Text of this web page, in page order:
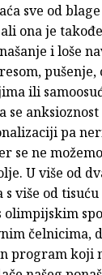
sve od
ona je
i loše
pušenje,
ili
se
pa
se ne
U više od
više od
čelnicima,
program koji